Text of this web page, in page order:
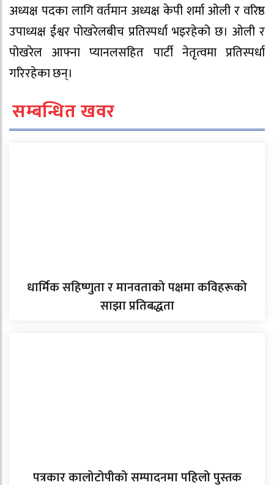
अध्यक्ष पदका लागि वर्तमान अध्यक्ष केपी शर्मा ओली र वरिष्ठ
उपाध्यक्ष ईश्वर पोखरेलबीच प्रतिस्पर्धा भइरहेको छ। ओली र
पोखरेल आफ्ना प्यानलसहित पार्टी नेतृत्वमा प्रतिस्पर्धा
गरिरहेका छन्।
सम्बन्धित खवर
धार्मिक सहिष्णुता र मानवताको पक्षमा कविहरूको
साझा प्रतिबद्धता
पत्रकार कालोटोपीको सम्पादनमा पहिलो पुस्तक